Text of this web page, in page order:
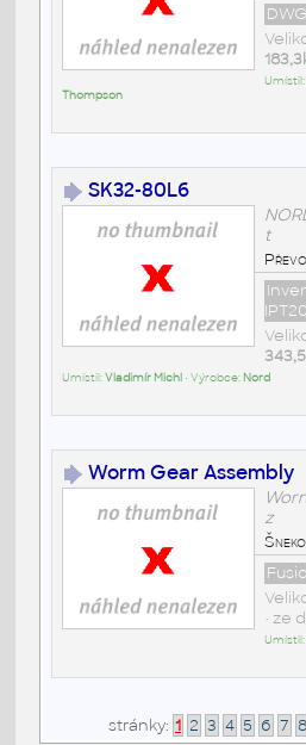
Umístil:
Thompson
SK32-80L6
t
Umístil:Vladimír Michl • Výrobce: Nord
Worm Gear Assembly
z
• ze
Umístil:
stránky: 1 2 3 4 5 6 7 8